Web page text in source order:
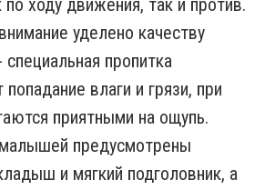
по ходу движения, так и против.
уделено качеству
пропитка
влаги и грязи, при
приятными на ощупь.
предусмотрены
и мягкий подголовник, а